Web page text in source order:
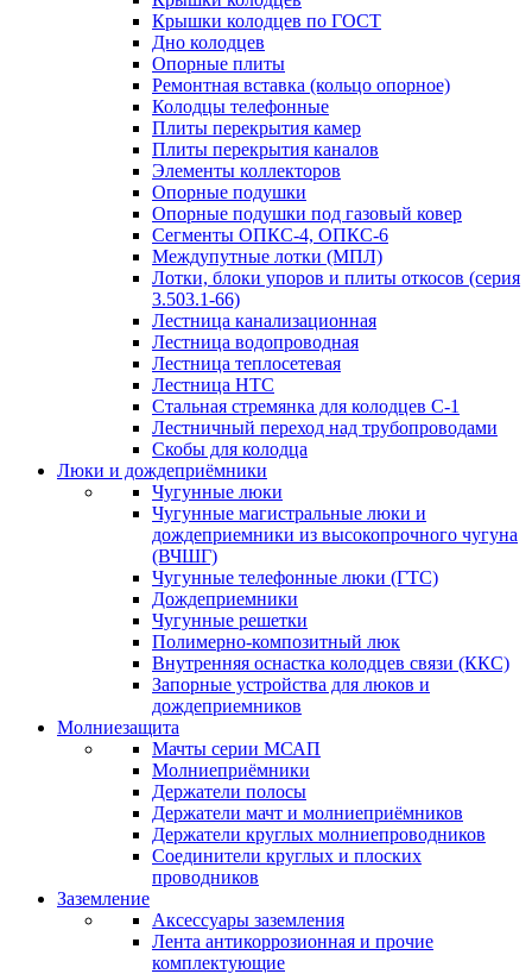
Крышки колодцев по ГОСТ
Дно колодцев
Опорные плиты
Ремонтная вставка (кольцо опорное)
Колодцы телефонные
Плиты перекрытия камер
Плиты перекрытия каналов
Элементы коллекторов
Опорные подушки
Опорные подушки под газовый ковер
Сегменты ОПКС-4, ОПКС-6
Междупутные лотки (МПЛ)
Лотки, блоки упоров и плиты откосов (серия
3.503.1-66)
Лестница канализационная
Лестница водопроводная
Лестница теплосетевая
Лестница НТС
Стальная стремянка для колодцев С-1
Лестничный переход над трубопроводами
Скобы для колодца
Люки и дождеприёмники
Чугунные люки
Чугунные магистральные люки и
дождеприемники из высокопрочного чугуна
(ВЧШГ)
Чугунные телефонные люки (ГТС)
Дождеприемники
Чугунные решетки
Полимерно-композитный люк
Внутренняя оснастка колодцев связи (ККС)
Запорные устройства для люков и
дождеприемников
Молниезащита
Мачты серии МСАП
Молниеприёмники
Держатели полосы
Держатели мачт и молниеприёмников
Держатели круглых молниепроводников
Cоединители круглых и плоских
проводников
Заземление
Аксессуары заземления
Лента антикоррозионная и прочие
комплектующие